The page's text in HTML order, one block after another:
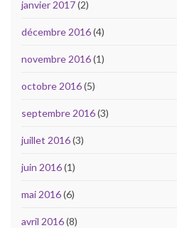
janvier 2017(2)
décembre 2016(4)
novembre 2016(1)
octobre 2016(5)
septembre 2016(3)
juillet 2016(3)
juin 2016(1)
mai 2016(6)
avril 2016(8)